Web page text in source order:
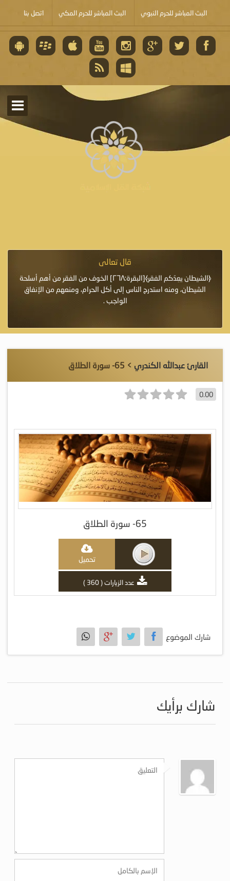
البث المباشر للحرم النبوي البث المباشر للحرم المكي اتصل بنا
قال تعالى
﴿الشيطان يعِدُكم الفقر﴾[البقرة:٢٦٨] الخوف من الفقر من أهم أسلحة
الشيطان، ومنه استدرج الناس إلى أكل الحرام، ومنعهم من الإنفاق
الواجب .
القارئ عبدالله الكندري > 65- سورة الطلاق
0.00
65- سورة الطلاق
تحميل
عدد الزيارات ( 360 )
شارك الموضوع
شارك برأيك